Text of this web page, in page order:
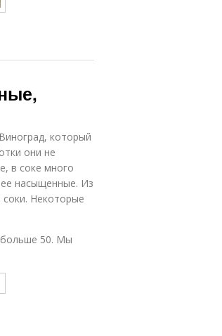
который
они не
в соке много
насыщенные. Из
Некоторые
больше 50. Мы